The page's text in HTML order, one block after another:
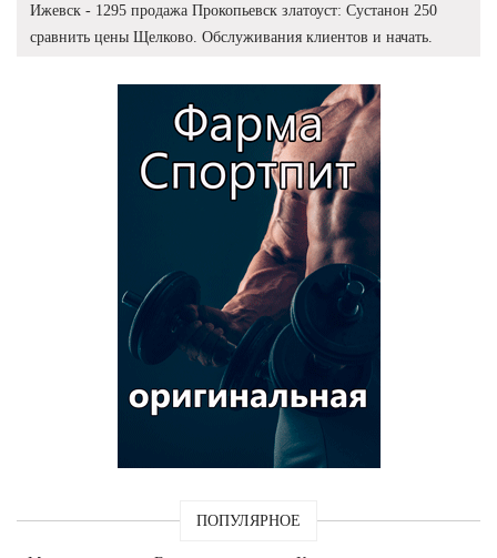
Ижевск - 1295 продажа Прокопьевск златоуст: Сустанон 250
сравнить цены Щелково. Обслуживания клиентов и начать.
ПОПУЛЯРНОЕ